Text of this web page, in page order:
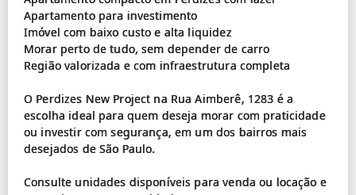
Apartamento para investimento
Imóvel com baixo custo e alta liquidez
Morar perto de tudo, sem depender de carro
Região valorizada e com infraestrutura completa
O Perdizes New Project na Rua Aimberê, 1283 é a
escolha ideal para quem deseja morar com praticidade
ou investir com segurança, em um dos bairros mais
desejados de São Paulo.
Consulte unidades disponíveis para venda ou locação e